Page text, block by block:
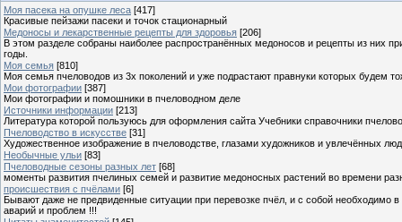
Моя пасека на опушке леса [417]
Красивые пейзажи пасеки и точок стационарный
Медоносы и лекарственные рецепты для здоровья [206]
В этом разделе собраны наиболее распространённых медоносов и рецепты из них
годы.
Моя семья [810]
Моя семья пчеловодов из 3х поколений и уже подрастают правнуки которых будем
Мои фотографии [387]
Мои фотографии и помошники в пчеловодном деле
Источники информации [213]
Литература которой пользуюсь для оформления сайта Учебники справочники
Пчеловодство в искусстве [31]
Художественное изображение в пчеловодстве, глазами художников и увлечённых
Необычные ульи [83]
Пчеловодные сезоны разных лет [68]
моменты развития пчелиных семей и развитие медоносных растений во времени
происшествия с пчёлами [6]
Бывают даже не предвиденные ситуации при перевозке пчёл, и с собой необходимо
аварий и проблем !!!